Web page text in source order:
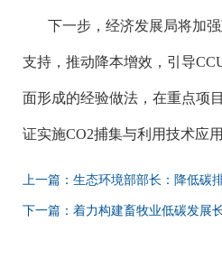
下一步，经济发展局将加
支持，推动降本增效，引导
面形成的经验做法，在重点项
证实施CO2捕集与利用技术应
上一篇：生态环境部部长：降低碳
下一篇：着力构建畜牧业低碳发展